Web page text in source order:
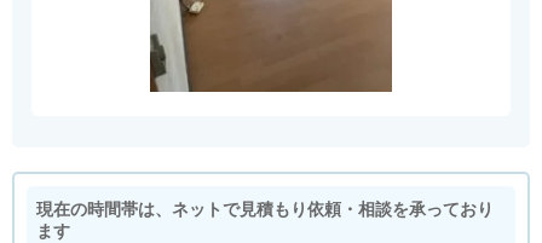
現在の時間帯は、ネットで見積もり依頼・相談を承っており
ます